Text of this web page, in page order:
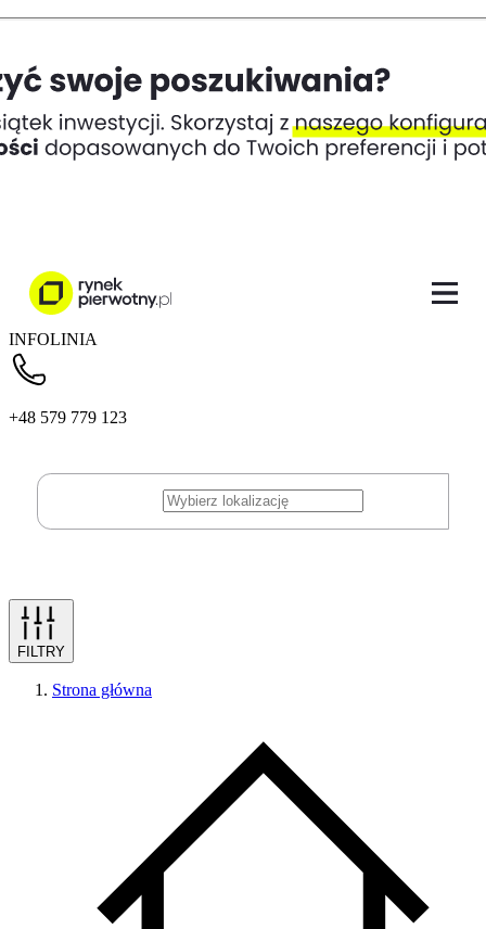
INFOLINIA
+48 579 779 123
FILTRY
Strona główna